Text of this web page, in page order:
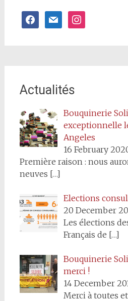
facebook
mail instagram
Actualités
Bouquinerie
exceptionnelle
Angeles
16 February
Première raison : nous
neuves […]
Elections
20 December
Les élections
Français de […]
Bouquinerie
merci !
14 December
Merci à toutes